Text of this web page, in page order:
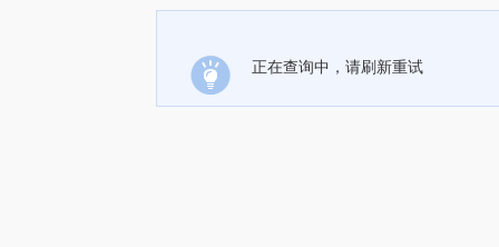
正在查询中，请刷新重试